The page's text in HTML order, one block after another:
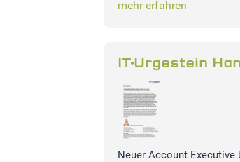
mehr erfahren
IT-Urgestein
Neuer Account